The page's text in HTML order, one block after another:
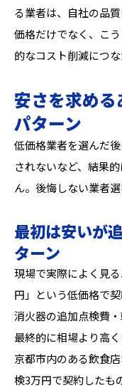
る業者は、自社の品
価格だけでなく、こ
的なコスト削減につな
安さを求め
パターン
低価格業者を選んだ
されないなど、結果
ん。後悔しない業者
最初は安いが
ターン
現場で実際によく見
円」という低価格で
消火器の追加点検費
最終的に相場より高
京都市内のある飲食
検3万円で契約したも